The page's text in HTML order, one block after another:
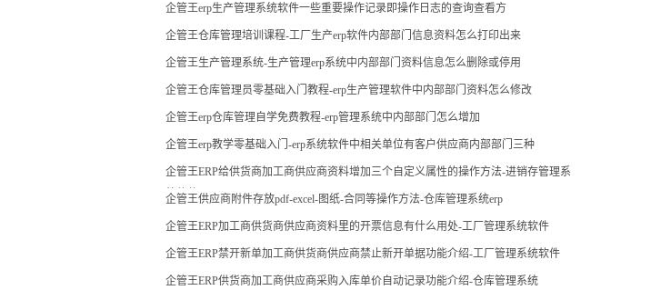
企管王erp生产管理系统软件一些重要操作记录即操作日志的查询查看方
企管王仓库管理培训课程-工厂生产erp软件内部部门信息资料怎么打印出来
企管王生产管理系统-生产管理erp系统中内部部门资料信息怎么删除或停用
企管王仓库管理员零基础入门教程-erp生产管理软件中内部部门资料怎么修改
企管王erp仓库管理自学免费教程-erp管理系统中内部部门怎么增加
企管王erp教学零基础入门-erp系统软件中相关单位有客户供应商内部部门三种
企管王ERP给供货商加工商供应商资料增加三个自定义属性的操作方法-进销存管理系
统软件
企管王供应商附件存放pdf-excel-图纸-合同等操作方法-仓库管理系统erp
企管王ERP加工商供货商供应商资料里的开票信息有什么用处-工厂管理系统软件
企管王ERP禁开新单加工商供货商供应商禁止新开单据功能介绍-工厂管理系统软件
企管王ERP供货商加工商供应商采购入库单价自动记录功能介绍-仓库管理系统